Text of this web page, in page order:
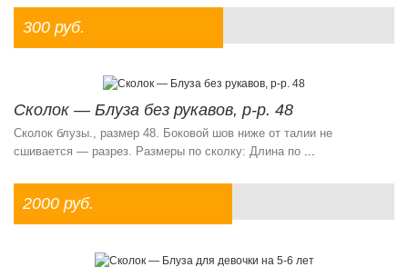
300 руб.
Сколок — Блуза без рукавов, р-р. 48
Сколок блузы., размер 48. Боковой шов ниже от талии не
сшивается — разрез. Размеры по сколку: Длина по ...
2000 руб.